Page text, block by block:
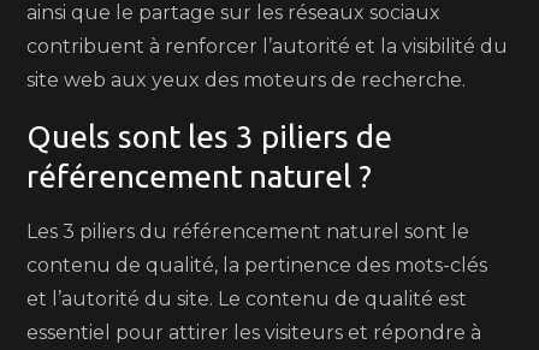
ainsi que le partage sur les réseaux sociaux
contribuent à renforcer l’autorité et la visibilité du
site web aux yeux des moteurs de recherche.
Quels sont les 3 piliers de
référencement naturel ?
Les 3 piliers du référencement naturel sont le
contenu de qualité, la pertinence des mots-clés
et l’autorité du site. Le contenu de qualité est
essentiel pour attirer les visiteurs et répondre à